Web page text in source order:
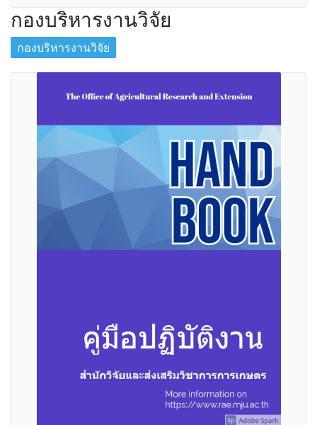
กองบริหารงานวิจัย
กองบริหารงานวิจัย